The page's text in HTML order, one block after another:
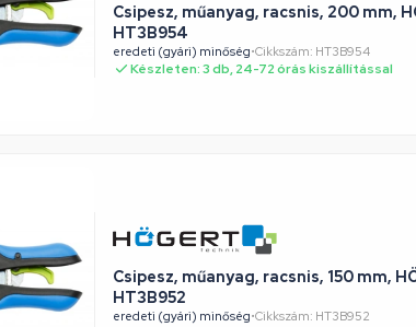
Csipesz, műanyag, racsnis, 200 mm,
HT3B954
eredeti (gyári) minőség•Cikkszám: HT3B954
Készleten: 3 db, 24-72 órás kiszállítással
Csipesz, műanyag, racsnis, 150 mm,
HT3B952
eredeti (gyári) minőség•Cikkszám: HT3B952